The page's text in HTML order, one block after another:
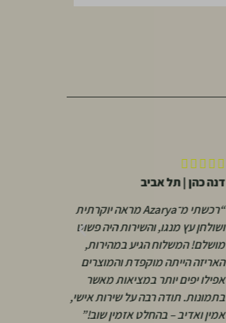





דנה כהן | תל אביב
“רכשתי מ־Azarya מראה יוקרתית
ושולחן עץ מנגו, והשירות היה פשוט
מושלם! המשלוח הגיע במהירות,
האריזה הייתה מוקפדת והמוצרים
אפילו יפים יותר במציאות מאשר
בתמונות. תודה רבה על שירות אישי,
אמין ואדיב – בהחלט אזמין שוב!”